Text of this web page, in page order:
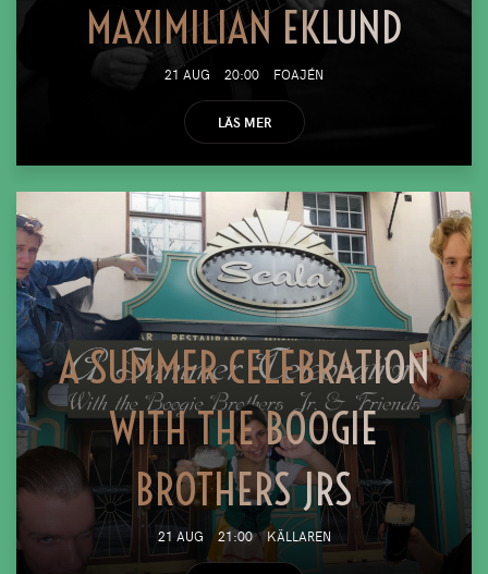
MAXIMILIAN EKLUND
21 AUG 20:00 FOAJÉN
LÄS MER
A SUMMER CELEBRATION
WITH THE BOOGIE
BROTHERS JRS
21 AUG 21:00 KÄLLAREN